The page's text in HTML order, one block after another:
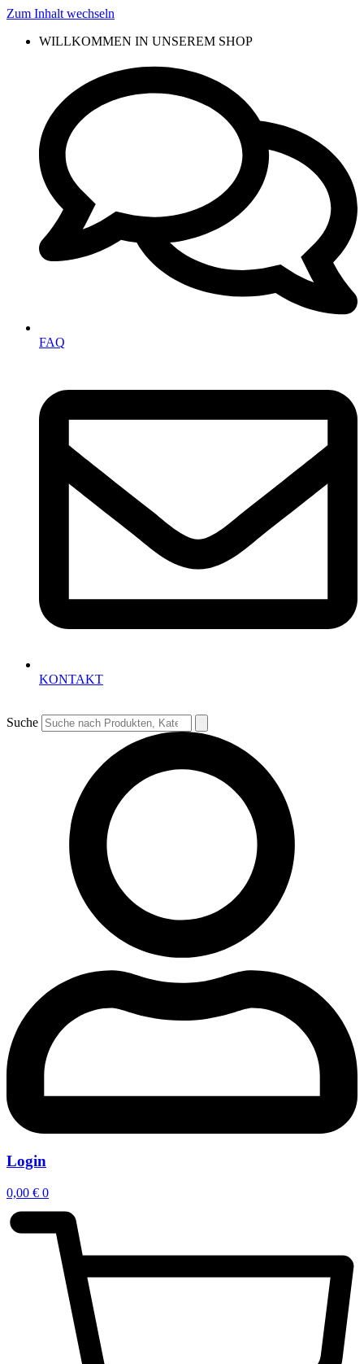
Zum Inhalt wechseln
WILLKOMMEN IN UNSEREM SHOP
FAQ
KONTAKT
Suche
Login
0,00 € 0